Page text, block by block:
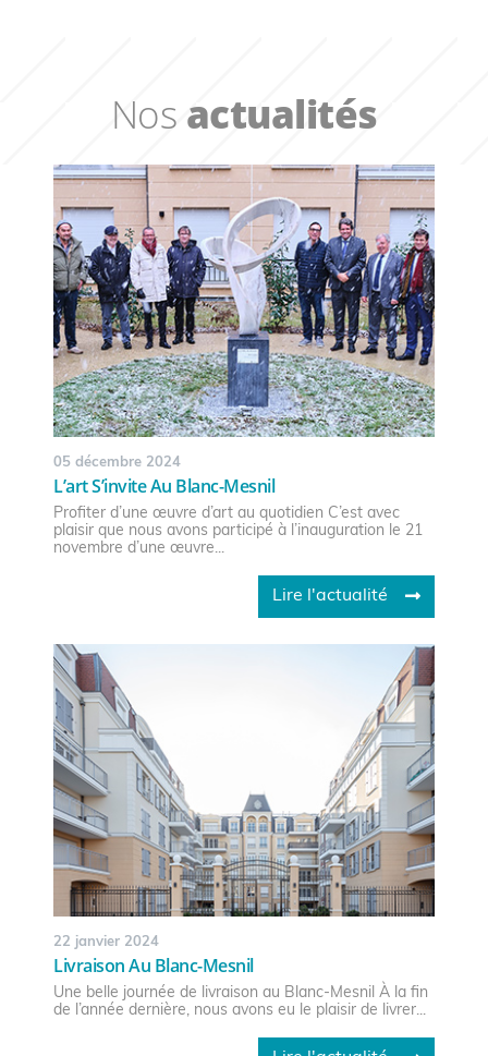
Nos actualités
05 décembre 2024
L’art S’invite Au Blanc-Mesnil
Profiter d’une œuvre d’art au quotidien C’est avec
plaisir que nous avons participé à l’inauguration le 21
novembre d’une œuvre...
Lire l'actualité
22 janvier 2024
Livraison Au Blanc-Mesnil
Une belle journée de livraison au Blanc-Mesnil À la fin
de l’année dernière, nous avons eu le plaisir de livrer...